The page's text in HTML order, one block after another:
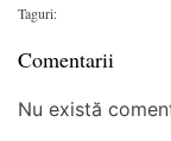
Taguri:
Comentarii
Nu există